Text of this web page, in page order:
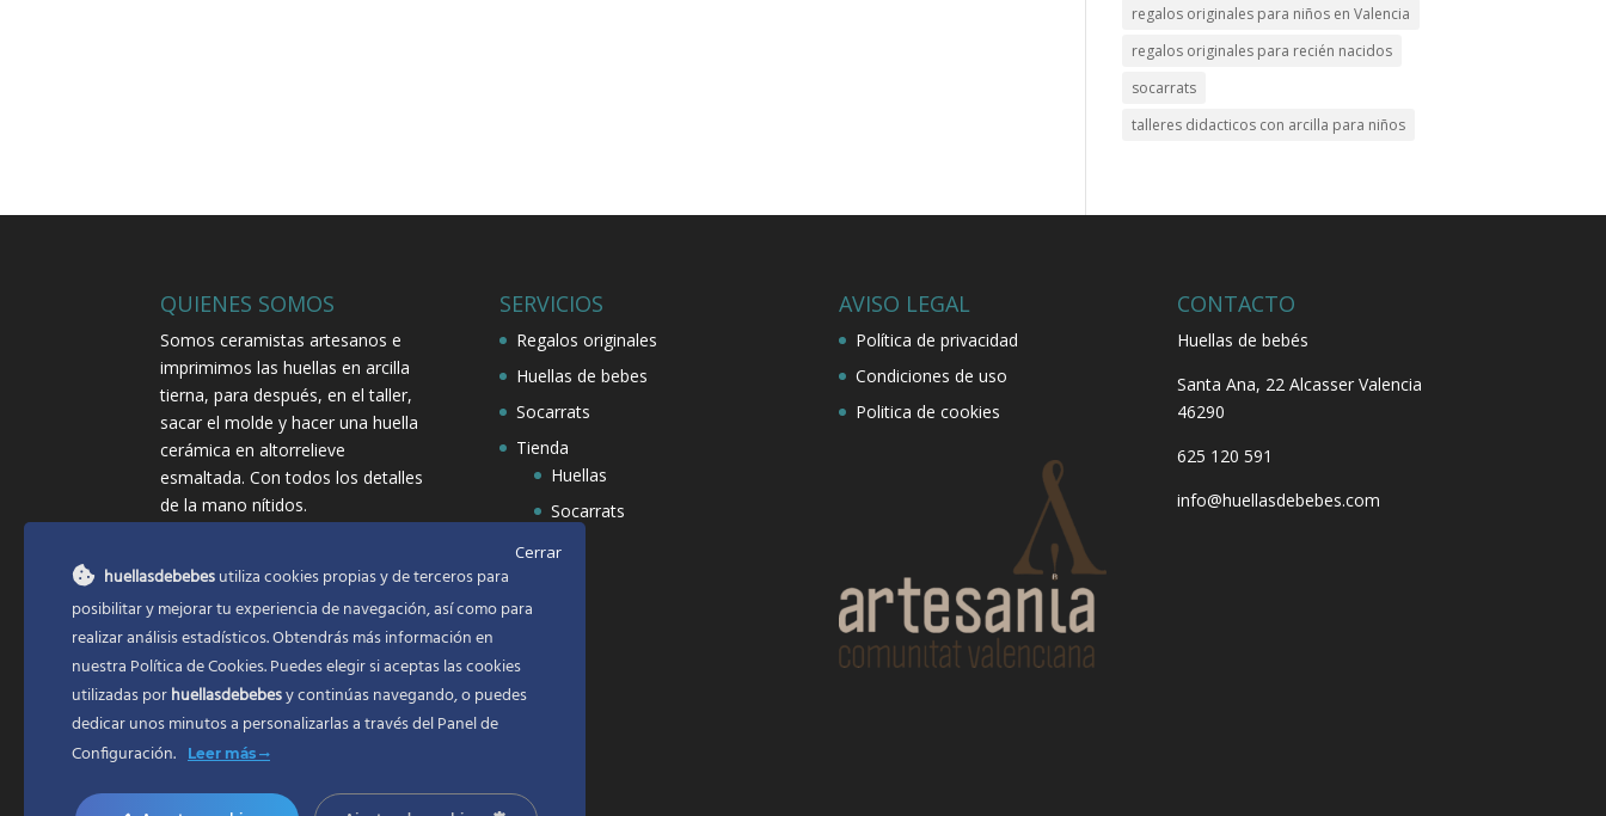
regalos originales para niños en Valencia
regalos originales para recién nacidos
socarrats
talleres didacticos con arcilla para niños
QUIENES SOMOS
Somos ceramistas artesanos e
imprimimos las huellas en arcilla
tierna, para después, en el taller,
sacar el molde y hacer una huella
cerámica en altorrelieve
esmaltada. Con todos los detalles
de la mano nítidos.
SERVICIOS
Regalos originales
Huellas de bebes
Socarrats
Tienda
Huellas
Socarrats
AVISO LEGAL
Política de privacidad
Condiciones de uso
Politica de cookies
CONTACTO
Huellas de bebés
Santa Ana, 22Alcasser Valencia
46290
625 120 591
info@huellasdebebes.com
Cerrar
huellasdebebesutiliza cookies propias y de terceros para
posibilitar y mejorar tu experiencia de navegación, así como para
realizar análisis estadísticos. Obtendrás más información en
nuestra Política de Cookies. Puedes elegir si aceptas las cookies
utilizadas porhuellasdebebesy continúas navegando, o puedes
dedicar unos minutos a personalizarlas a través delPanel de
Configuración.
Leer más